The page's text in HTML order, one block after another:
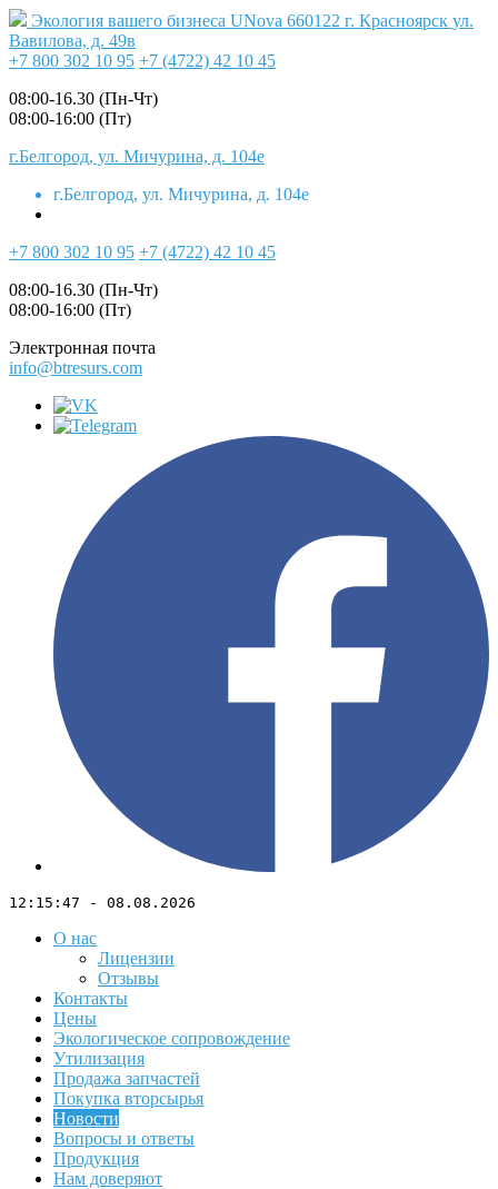
Экология вашего бизнеса UNova 660122 г. Красноярск ул.
Вавилова, д. 49в
+7 800 302 10 95 +7 (4722) 42 10 45
08:00-16.30 (Пн-Чт)
08:00-16:00 (Пт)
г.Белгород, ул. Мичурина, д. 104е
г.Белгород, ул. Мичурина, д. 104е
+7 800 302 10 95 +7 (4722) 42 10 45
08:00-16.30 (Пн-Чт)
08:00-16:00 (Пт)
Электронная почта
info@btresurs.com
12:15:47 - 08.08.2026
О нас
Лицензии
Отзывы
Контакты
Цены
Экологическое сопровождение
Утилизация
Продажа запчастей
Покупка вторсырья
Новости
Вопросы и ответы
Продукция
Нам доверяют